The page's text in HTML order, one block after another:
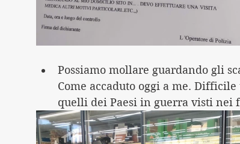
Possiamo mollare guardando gli
Come accaduto oggi a me.
quelli dei Paesi in guerra visti nei